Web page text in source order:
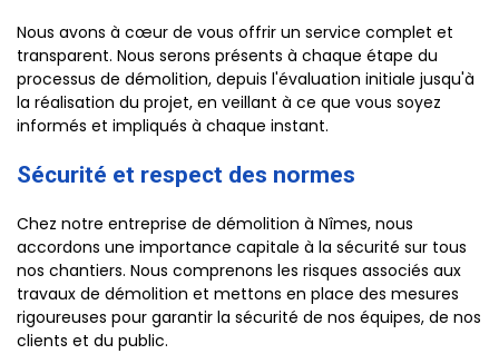
Nous avons à cœur de vous offrir un service complet et
transparent. Nous serons présents à chaque étape du
processus de démolition, depuis l'évaluation initiale jusqu'à
la réalisation du projet, en veillant à ce que vous soyez
informés et impliqués à chaque instant.
Sécurité et respect des normes
Chez notre entreprise de démolition à Nîmes, nous
accordons une importance capitale à la sécurité sur tous
nos chantiers. Nous comprenons les risques associés aux
travaux de démolition et mettons en place des mesures
rigoureuses pour garantir la sécurité de nos équipes, de nos
clients et du public.